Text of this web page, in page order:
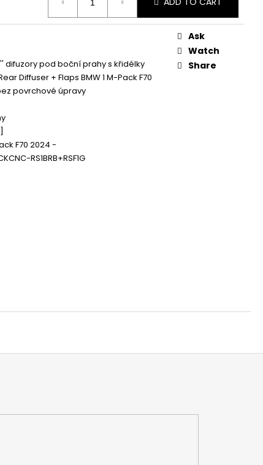
difuzory pod boční prahy s křidélky
Diffuser + Flaps BMW 1 M-Pack F70
povrchové úpravy
F70 2024 -
RS1BRB+RSF1G
Ask
Watch
Share
MODUL